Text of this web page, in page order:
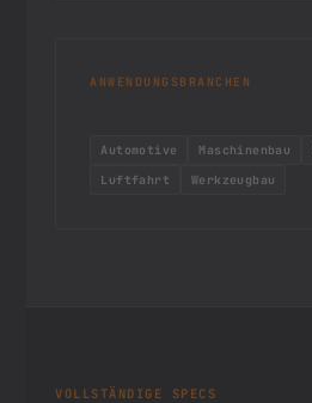
ANWENDUNGSBRANCHEN
Automotive Maschinenbau
Luftfahrt
Werkzeugbau
VOLLSTÄNDIGE SPECS